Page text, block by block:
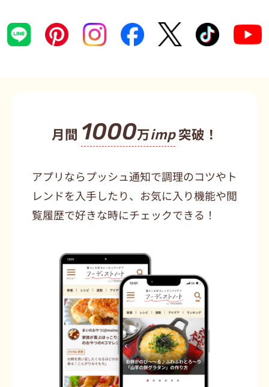
月間 1000万imp突破！
アプリならプッシュ通知で調理のコツやト
レンドを入手したり、お気に入り機能や閲
覧履歴で好きな時にチェックできる！